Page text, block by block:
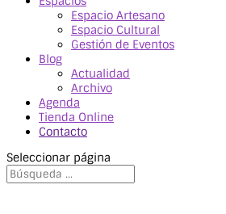
Espacio Artesano
Espacio Cultural
Gestión de Eventos
Blog
Actualidad
Archivo
Agenda
Tienda Online
Contacto
Seleccionar página